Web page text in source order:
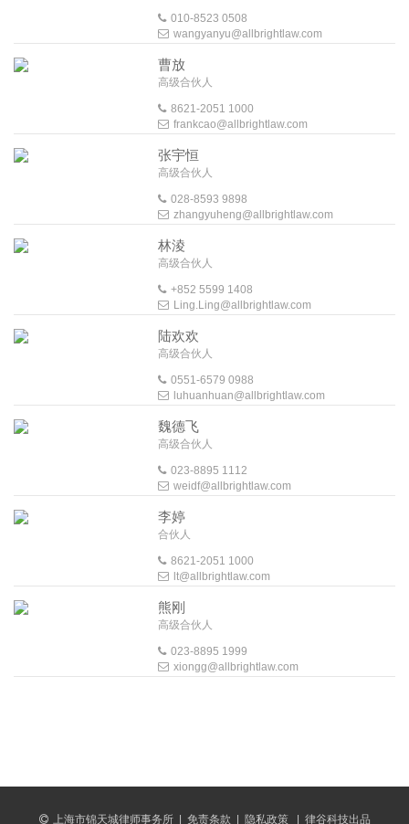
010-8523 0508
wangyanyu@allbrightlaw.com
曹放
高级合伙人
8621-2051 1000
frankcao@allbrightlaw.com
张宇恒
高级合伙人
028-8593 9898
zhangyuheng@allbrightlaw.com
林淩
高级合伙人
+852 5599 1408
Ling.Ling@allbrightlaw.com
陆欢欢
高级合伙人
0551-6579 0988
luhuanhuan@allbrightlaw.com
魏德飞
高级合伙人
023-8895 1112
weidf@allbrightlaw.com
李婷
合伙人
8621-2051 1000
lt@allbrightlaw.com
熊刚
高级合伙人
023-8895 1999
xiongg@allbrightlaw.com
上海市锦天城律师事务所 免责条款 隐私政策 律谷科技出品